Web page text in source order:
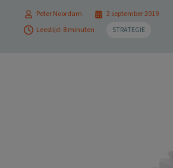
Peter Noordam
2 september 2019
Leestijd: 8 minuten
STRATEGIE